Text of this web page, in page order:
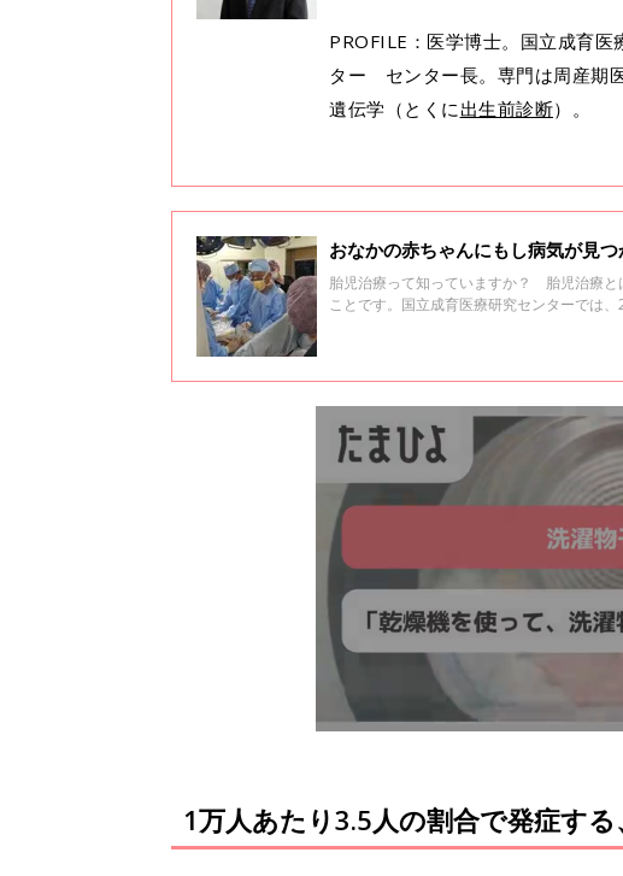
PROFILE：医学博士。国立成育
ター センター長。専門は周産期
遺伝学（とくに出生前診断）。
おなかの赤ちゃんにもし病気が見
胎児治療って知っていますか？ 胎児治療と
ことです。国立成育医療研究センターでは
1万人あたり3.5人の割合で発症す